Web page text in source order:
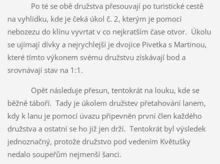
Po té se obě družstva přesouvají po turistické cestě
na vyhlídku, kde je čeká úkol č. 2, kterým je pomocí
nebozezu do klínu vyvrtat v co nejkratším čase otvor. Úkolu
se ujímají dívky a nejrychlejší je dvojice Pivetka s Martinou,
které tímto výkonem svému družstvu získávají bod a
srovnávají stav na 1:1.
Opět následuje přesun, tentokrát na louku, kde se
běžně táboří. Tady je úkolem družstev přetahování lanem,
kdy k lanu je pomocí úvazu připevněn první člen každého
družstva a ostatní se ho již jen drží. Tentokrát byl výsledek
jednoznačný, protože družstvo pod vedením Květušky
nedalo soupeřům nejmenší šanci.